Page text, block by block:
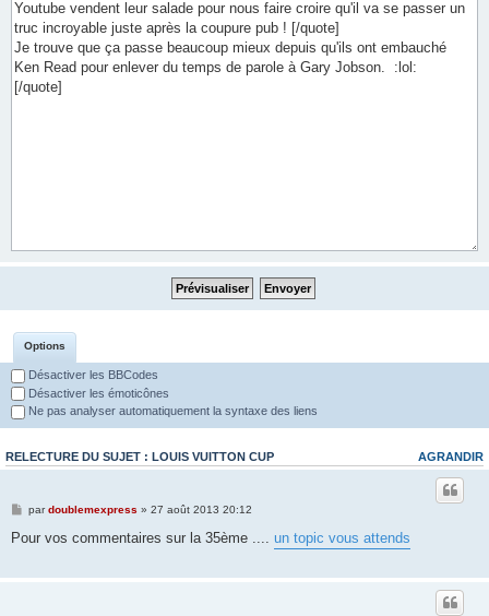
Options
Désactiver les BBCodes
Désactiver les émoticônes
Ne pas analyser automatiquement la syntaxe des liens
AGRANDIR
RELECTURE DU SUJET : LOUIS VUITTON CUP
pardoublemexpress » 27 août 2013 20:12
Pour vos commentaires sur la 35ème .... un topic vous attends